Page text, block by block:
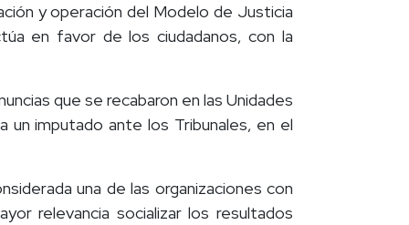
y operación del Modelo de Justicia
en favor de los ciudadanos, con la
que se recabaron en las Unidades
imputado ante los Tribunales, en el
una de las organizaciones con
relevancia socializar los resultados